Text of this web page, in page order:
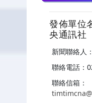
發佈單位
央通訊社
新聞聯絡人
聯絡電話：
聯絡信箱：